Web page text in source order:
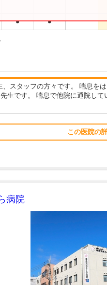
● ●
、スタッフの方々です。 喘息を
生です。 喘息で他院に通院して
この医院の
病院